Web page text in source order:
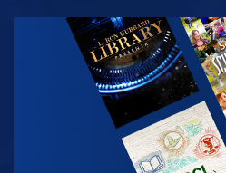
GUARDA